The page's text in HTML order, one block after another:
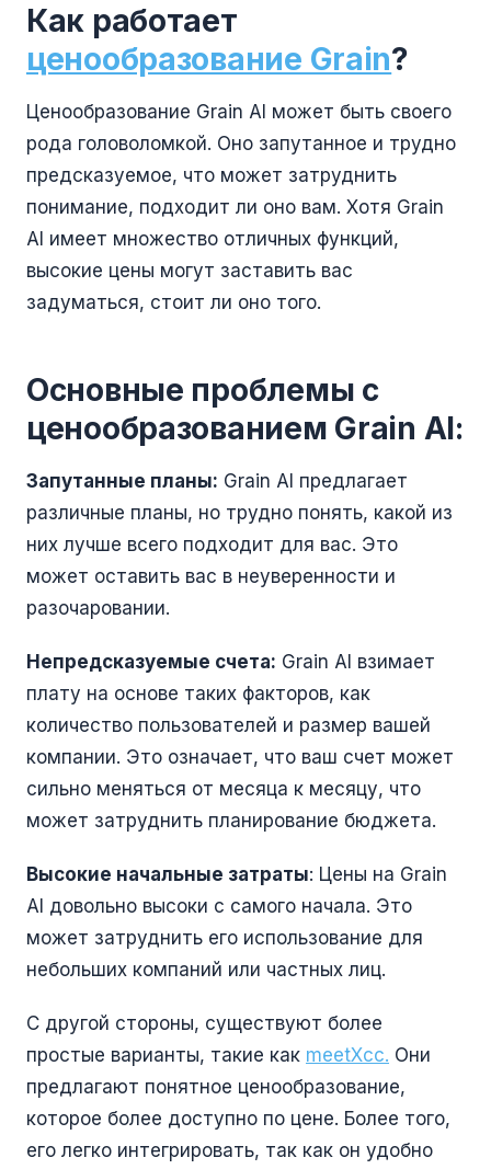
Как работает
ценообразование Grain?
Ценообразование Grain AI может быть своего
рода головоломкой. Оно запутанное и трудно
предсказуемое, что может затруднить
понимание, подходит ли оно вам. Хотя Grain
AI имеет множество отличных функций,
высокие цены могут заставить вас
задуматься, стоит ли оно того.
Основные проблемы с
ценообразованием Grain AI:
Запутанные планы: Grain AI предлагает
различные планы, но трудно понять, какой из
них лучше всего подходит для вас. Это
может оставить вас в неуверенности и
разочаровании.
Непредсказуемые счета: Grain AI взимает
плату на основе таких факторов, как
количество пользователей и размер вашей
компании. Это означает, что ваш счет может
сильно меняться от месяца к месяцу, что
может затруднить планирование бюджета.
Высокие начальные затраты: Цены на Grain
AI довольно высоки с самого начала. Это
может затруднить его использование для
небольших компаний или частных лиц.
С другой стороны, существуют более
простые варианты, такие как meetXcc. Они
предлагают понятное ценообразование,
которое более доступно по цене. Более того,
его легко интегрировать, так как он удобно